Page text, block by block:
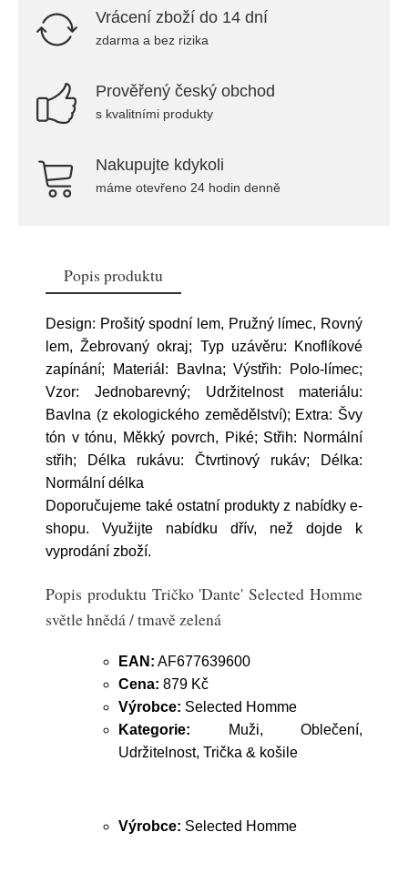
Vrácení zboží do 14 dní
zdarma a bez rizika
Prověřený český obchod
s kvalitními produkty
Nakupujte kdykoli
máme otevřeno 24 hodin denně
Popis produktu
Design: Prošitý spodní lem, Pružný límec, Rovný
lem, Žebrovaný okraj; Typ uzávěru: Knoflíkové
zapínání; Materiál: Bavlna; Výstřih: Polo-límec;
Vzor: Jednobarevný; Udržitelnost materiálu:
Bavlna (z ekologického zemědělství); Extra: Švy
tón v tónu, Měkký povrch, Piké; Střih: Normální
střih; Délka rukávu: Čtvrtinový rukáv; Délka:
Normální délka
Doporučujeme také ostatní produkty z nabídky e-
shopu. Využijte nabídku dřív, než dojde k
vyprodání zboží.
Popis produktu Tričko 'Dante' Selected Homme
světle hnědá / tmavě zelená
EAN: AF677639600
Cena: 879 Kč
Výrobce: Selected Homme
Kategorie: Muži, Oblečení,
Udržitelnost, Trička & košile
Výrobce: Selected Homme